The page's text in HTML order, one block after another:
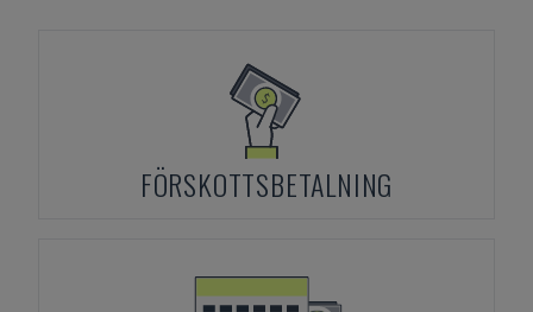
FÖRSKOTTSBETALNING